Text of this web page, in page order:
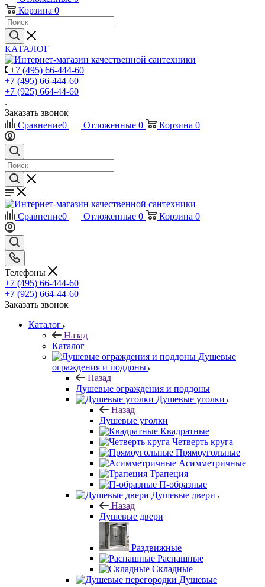
Корзина 0
КАТАЛОГ
+7 (495) 66-444-60
+7 (495) 66-444-60
+7 (925) 664-44-60
Заказать звонок
Сравнение0 Отложенные 0 Корзина 0
Сравнение0 Отложенные 0 Корзина 0
Телефоны
+7 (495) 66-444-60
+7 (925) 664-44-60
Заказать звонок
Каталог
Назад
Каталог
Душевые
ограждения и поддоны
Назад
Душевые ограждения и поддоны
Душевые уголки
Назад
Душевые уголки
Квадратные
Четверть круга
Прямоугольные
Асимметричные
Трапеция
П-образные
Душевые двери
Назад
Душевые двери
Раздвижные
Распашные
Складные
Душевые